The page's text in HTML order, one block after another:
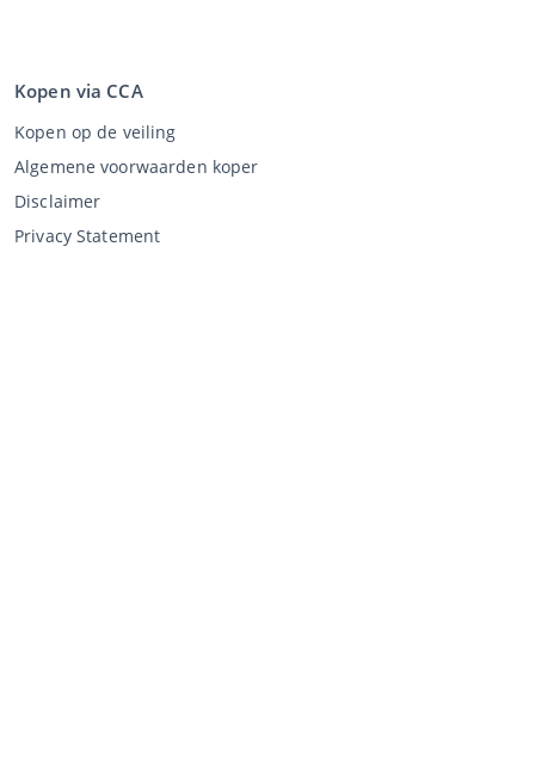
Kopen via CCA
Kopen op de veiling
Algemene voorwaarden koper
Disclaimer
Privacy Statement